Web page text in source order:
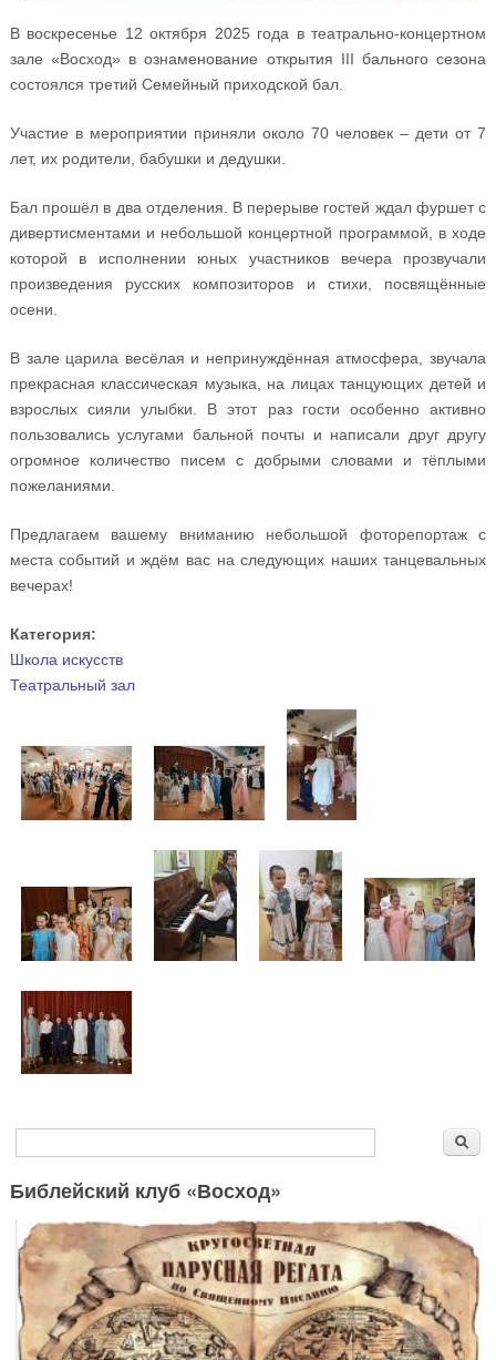
В воскресенье 12 октября 2025 года в театрально-концертном
зале «Восход» в ознаменование открытия III бального сезона
состоялся третий Семейный приходской бал.
Участие в мероприятии приняли около 70 человек – дети от 7
лет, их родители, бабушки и дедушки.
Бал прошёл в два отделения. В перерыве гостей ждал фуршет с
дивертисментами и небольшой концертной программой, в ходе
которой в исполнении юных участников вечера прозвучали
произведения русских композиторов и стихи, посвящённые
осени.
В зале царила весёлая и непринуждённая атмосфера, звучала
прекрасная классическая музыка, на лицах танцующих детей и
взрослых сияли улыбки. В этот раз гости особенно активно
пользовались услугами бальной почты и написали друг другу
огромное количество писем с добрыми словами и тёплыми
пожеланиями.
Предлагаем вашему вниманию небольшой фоторепортаж с
места событий и ждём вас на следующих наших танцевальных
вечерах!
Категория:
Школа искусств
Театральный зал
Форма поиска
Библейский клуб «Восход»